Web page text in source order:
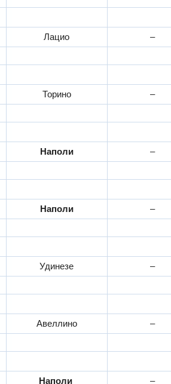
Лацио –
Торино –
Наполи –
Наполи –
Удинезе –
Авеллино –
Наполи –